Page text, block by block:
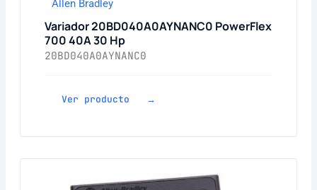
Allen Bradley
Variador 20BD040A0AYNANC0 PowerFlex
700 40A 30 Hp
20BD040A0AYNANC0
Ver producto →